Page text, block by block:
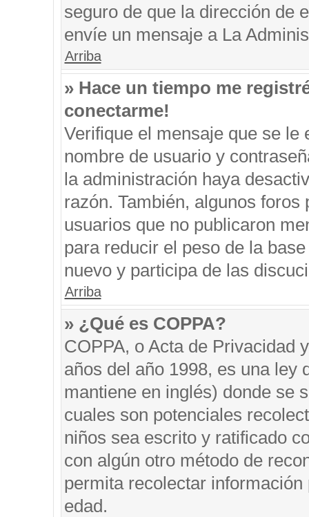
seguro de que la dirección de
envíe un mensaje a La
Arriba
» Hace un tiempo me
conectarme!
Verifique el mensaje que se
nombre de usuario y
la administración haya
razón. También, algunos
usuarios que no publicaron
para reducir el peso de la
nuevo y participa de las
Arriba
» ¿Qué es COPPA?
COPPA, o Acta de Privacidad
años del año 1998, es una ley
mantiene en inglés) donde se
cuales son potenciales
niños sea escrito y ratificado
con algún otro método de
permita recolectar
edad.